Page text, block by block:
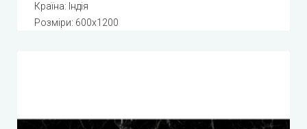
Країна: Індія
Розміри: 600x1200